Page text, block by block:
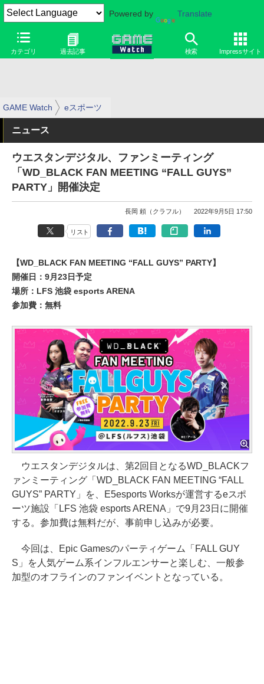
Powered by Translate
カテゴリ 過去記事 検索 Impressサイト
GAME Watch eスポーツ
ニュース
ウエスタンデジタル、ファンミーティング
「WD_BLACK FAN MEETING “FALL GUYS”
PARTY」開催決定
長岡 頼（クラフル） 2022年9月5日 17:50
リスト
【WD_BLACK FAN MEETING “FALL GUYS” PARTY】
開催日：9月23日予定
場所：LFS 池袋 esports ARENA
参加費：無料
ウエスタンデジタルは、第2回目となるWD_BLACKフ
ァンミーティング「WD_BLACK FAN MEETING “FALL
GUYS” PARTY」を、E5esports Worksが運営するeスポ
ーツ施設「LFS 池袋 esports ARENA」で9月23日に開催
する。参加費は無料だが、事前申し込みが必要。
今回は、Epic Gamesのパーティゲーム「FALL GUY
S」を人気ゲーム系インフルエンサーと楽しむ、一般参
加型のオフラインのファンイベントとなっている。